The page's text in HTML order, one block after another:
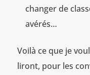
changer de
avérés…
Voilà ce que je
liront, pour les